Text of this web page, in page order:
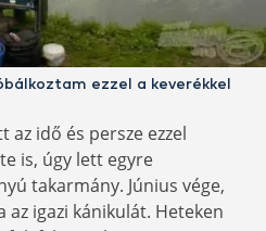
ezzel a keverékkel
az idő és persze ezzel
is, úgy lett egyre
takarmány. Június vége,
az igazi kánikulát. Heteken